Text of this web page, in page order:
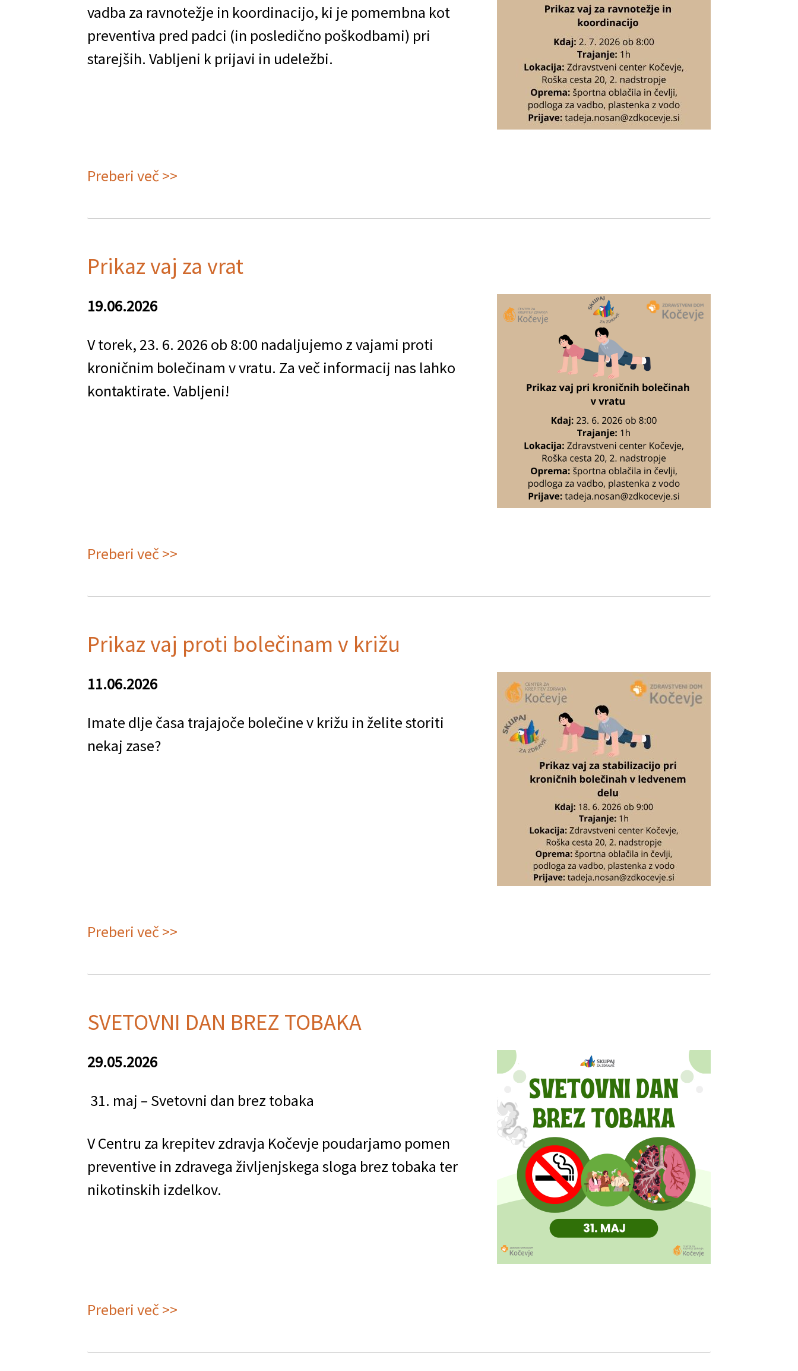
vadba za ravnotežje in koordinacijo, ki je pomembna kot
preventiva pred padci (in posledično poškodbami) pri
starejših. Vabljeni k prijavi in udeležbi.
Preberi več >>
za
in
Prikaz vaj za vrat
19.06.2026
V torek, 23. 6. 2026 ob 8:00 nadaljujemo z vajami proti
kroničnim bolečinam v vratu. Za več informacij nas lahko
kontaktirate. Vabljeni!
Preberi več >>
vaj
vrat
Prikaz vaj proti bolečinam v križu
11.06.2026
Imate dlje časa trajajoče bolečine v križu in želite storiti
nekaj zase?
Preberi več >>
vaj
bolečinam
SVETOVNI DAN BREZ TOBAKA
29.05.2026
31. maj – Svetovni dan brez tobaka
V Centru za krepitev zdravja Kočevje poudarjamo pomen
preventive in zdravega življenjskega sloga brez tobaka ter
nikotinskih izdelkov.
Preberi več >>
DAN